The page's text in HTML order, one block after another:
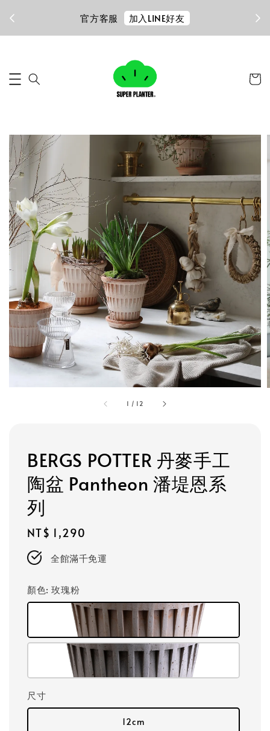
官方客服 加入LINE好友
1 / 12
BERGS POTTER 丹麥手工
陶盆 Pantheon 潘堤恩系
列
Regular
price
NT$ 1,290
全館滿千免運
顏色: 玫瑰粉
尺寸
12cm